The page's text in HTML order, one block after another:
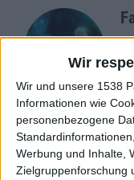
Wir
Wir und unsere 1538
Informationen wie
personenbezogene
Werbung und Inhalte,
Zielgruppenforschung
Newsletter abonnieren